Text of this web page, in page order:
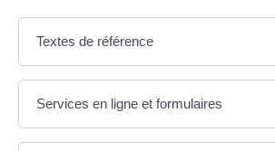
Textes de référence
Services en ligne et formulaires